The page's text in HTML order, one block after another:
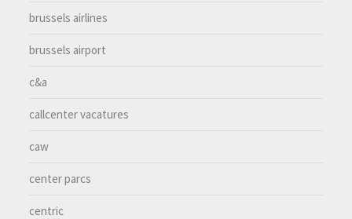
brussels airlines
brussels airport
c&a
callcenter vacatures
caw
center parcs
centric